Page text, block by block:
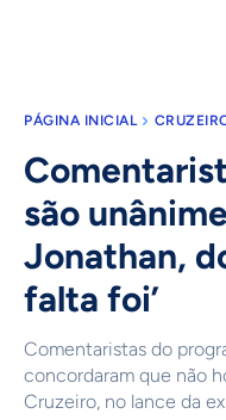
PÁGINA INICIAL
são
Jonathan,
falta foi’
Comentaristas do
concordaram que não
Cruzeiro, no lance da